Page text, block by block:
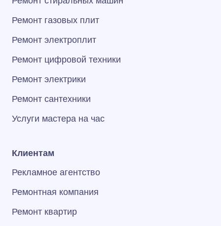
Ремонт газовых плит
Ремонт электроплит
Ремонт цифровой техники
Ремонт электрики
Ремонт сантехники
Услуги мастера на час
Клиентам
Рекламное агентство
Ремонтная компания
Ремонт квартир